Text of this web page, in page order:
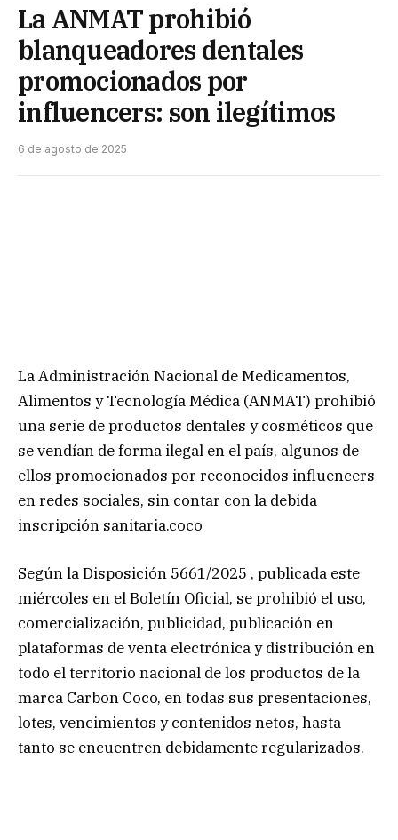
La ANMAT prohibió
blanqueadores dentales
promocionados por
influencers: son ilegítimos
6 de agosto de 2025
La Administración Nacional de Medicamentos,
Alimentos y Tecnología Médica (ANMAT) prohibió
una serie de productos dentales y cosméticos que
se vendían de forma ilegal en el país, algunos de
ellos promocionados por reconocidos influencers
en redes sociales, sin contar con la debida
inscripción sanitaria.coco
Según la Disposición 5661/2025 , publicada este
miércoles en el Boletín Oficial, se prohibió el uso,
comercialización, publicidad, publicación en
plataformas de venta electrónica y distribución en
todo el territorio nacional de los productos de la
marca Carbon Coco, en todas sus presentaciones,
lotes, vencimientos y contenidos netos, hasta
tanto se encuentren debidamente regularizados.